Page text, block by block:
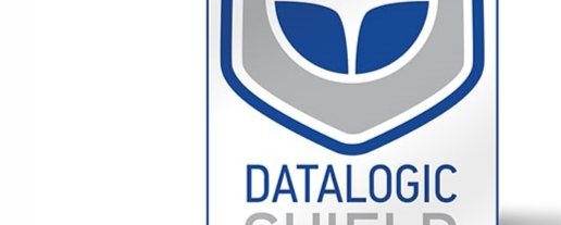
Förbrukning bläckstråleskrivare
Varningsetiketter
Laseretikett på A4-ark